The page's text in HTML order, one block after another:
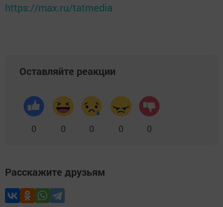
https://max.ru/tatmedia
Оставляйте реакции
0 0 0 0 0
Расскажите друзьям